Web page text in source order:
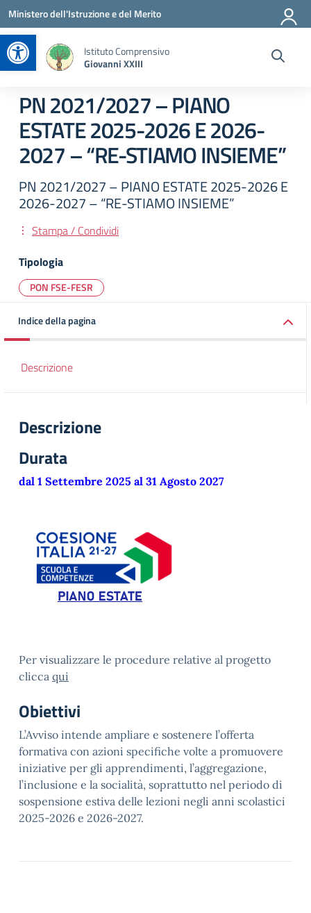
Apri la barra degli strumenti
Vai ai contenuti
Vai al menu di navigazione
Vai al footer
Ministero dell'Istruzione e del Merito
Istituto Comprensivo
Giovanni XXIII
PN 2021/2027 – PIANO
ESTATE 2025-2026 E 2026-
2027 – “RE-STIAMO INSIEME”
PN 2021/2027 – PIANO ESTATE 2025-2026 E
2026-2027 – “RE-STIAMO INSIEME”
Stampa / Condividi
Tipologia
PON FSE-FESR
Indice della pagina
Descrizione
Descrizione
Durata
dal 1 Settembre 2025 al 31 Agosto 2027
Per visualizzare le procedure relative al progetto
clicca qui
Obiettivi
L’Avviso intende ampliare e sostenere l’offerta
formativa con azioni specifiche volte a promuovere
iniziative per gli apprendimenti, l’aggregazione,
l’inclusione e la socialità, soprattutto nel periodo di
sospensione estiva delle lezioni negli anni scolastici
2025-2026 e 2026-2027.